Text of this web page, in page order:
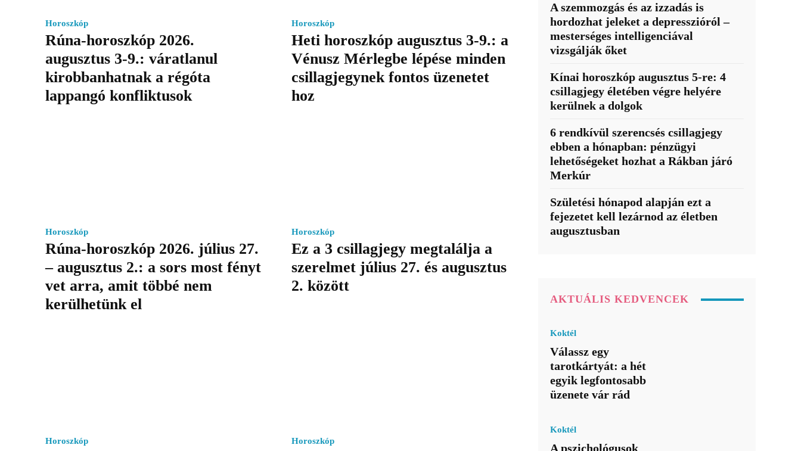
Horoszkóp
Rúna-horoszkóp 2026.
augusztus 3-9.: váratlanul
kirobbanhatnak a régóta
lappangó konfliktusok
Horoszkóp
Heti horoszkóp augusztus 3-9.: a
Vénusz Mérlegbe lépése minden
csillagjegynek fontos üzenetet
hoz
Horoszkóp
Rúna-horoszkóp 2026. július 27.
– augusztus 2.: a sors most fényt
vet arra, amit többé nem
kerülhetünk el
Horoszkóp
Ez a 3 csillagjegy megtalálja a
szerelmet július 27. és augusztus
2. között
Horoszkóp Horoszkóp
A szemmozgás és az izzadás is
hordozhat jeleket a depresszióról –
mesterséges intelligenciával
vizsgálják őket
Kínai horoszkóp augusztus 5-re: 4
csillagjegy életében végre helyére
kerülnek a dolgok
6 rendkívül szerencsés csillagjegy
ebben a hónapban: pénzügyi
lehetőségeket hozhat a Rákban járó
Merkúr
Születési hónapod alapján ezt a
fejezetet kell lezárnod az életben
augusztusban
AKTUÁLIS KEDVENCEK
Koktél
Válassz egy
tarotkártyát: a hét
egyik legfontosabb
üzenete vár rád
Koktél
A pszichológusok